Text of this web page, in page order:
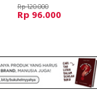
Rp 120.000
Rp 96.000